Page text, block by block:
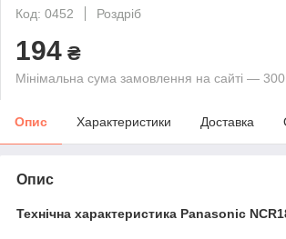
Код: 0452
Роздріб
194 ₴
Мінімальна сума замовлення на сайті —
Опис Характеристики Доставка
Опис
Технічна характеристика Panasonic